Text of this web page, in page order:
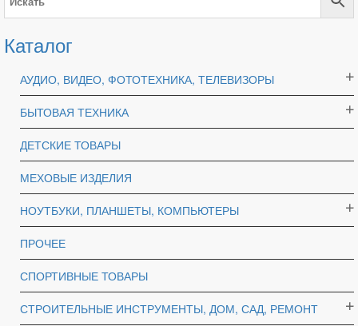
Каталог
АУДИО, ВИДЕО, ФОТОТЕХНИКА, ТЕЛЕВИЗОРЫ
БЫТОВАЯ ТЕХНИКА
ДЕТСКИЕ ТОВАРЫ
МЕХОВЫЕ ИЗДЕЛИЯ
НОУТБУКИ, ПЛАНШЕТЫ, КОМПЬЮТЕРЫ
ПРОЧЕЕ
СПОРТИВНЫЕ ТОВАРЫ
СТРОИТЕЛЬНЫЕ ИНСТРУМЕНТЫ, ДОМ, САД, РЕМОНТ